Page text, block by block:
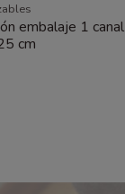
embalaje 1 canal
cm